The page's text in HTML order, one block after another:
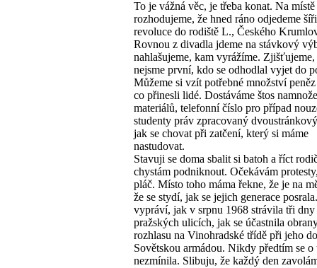
To je vážná věc, je třeba konat. Na místě
rozhodujeme, že hned ráno odjedeme
revoluce do rodiště L., Českého
Rovnou z divadla jdeme na stávkový
nahlašujeme, kam vyrážíme. Zjišťujeme,
nejsme první, kdo se odhodlal vyjet do
Můžeme si vzít potřebné množství
co přinesli lidé. Dostáváme štos
materiálů, telefonní číslo pro případ
studenty práv zpracovaný
jak se chovat při zatčení, který si máme
nastudovat.
Stavuji se doma sbalit si batoh a říct
chystám podniknout. Očekávám
pláč. Místo toho máma řekne, že je na
že se stydí, jak se jejich generace
vypráví, jak v srpnu 1968 strávila tři
pražských ulicích, jak se účastnila
rozhlasu na Vinohradské třídě při jeho
Sovětskou armádou. Nikdy předtím se o
nezmínila. Slibuju, že každý den